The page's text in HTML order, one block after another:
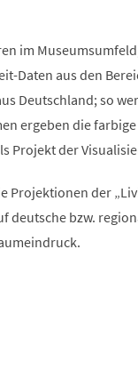
im
Daten aus den
Deutschland; so
ergeben die
Projekt der
Projektionen der
deutsche bzw.